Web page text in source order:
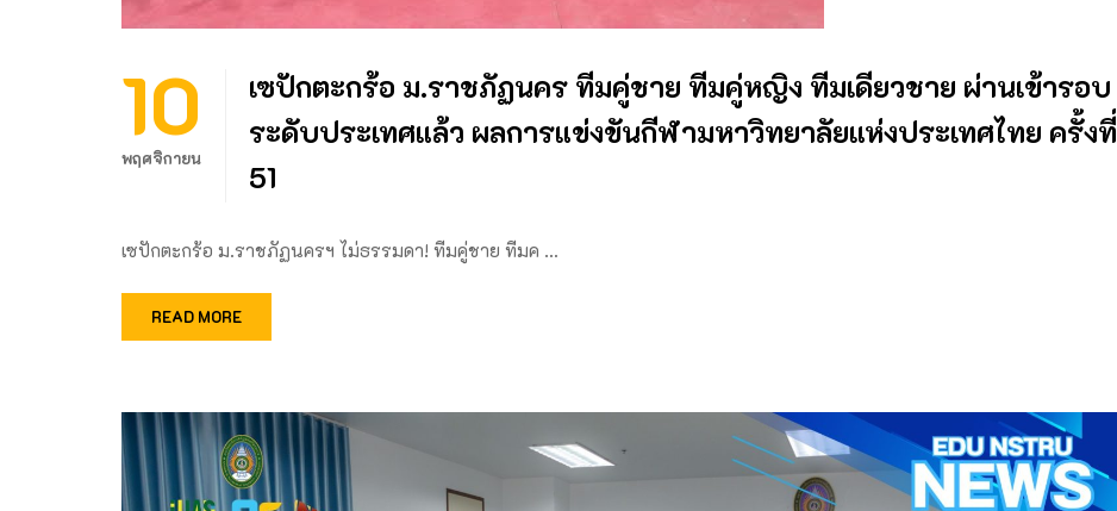
10
พฤศจิกายน
เซปักตะกร้อ ม.ราชภัฏนคร ทีมคู่ชาย ทีมคู่หญิง ทีมเดียวชาย ผ่านเข้ารอบ
ระดับประเทศแล้ว ผลการแข่งขันกีฬามหาวิทยาลัยแห่งประเทศไทย ครั้งที่
51
เซปักตะกร้อ ม.ราชภัฏนครฯ ไม่ธรรมดา! ทีมคู่ชาย ทีมค …
READ MORE